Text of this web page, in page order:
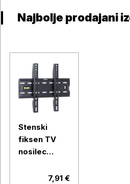
Najbolje prodajani
Stenski
fiksen TV
nosilec
7,91 €